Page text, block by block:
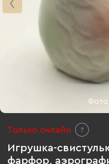
Только онлайн
Игрушка-
фарфор,